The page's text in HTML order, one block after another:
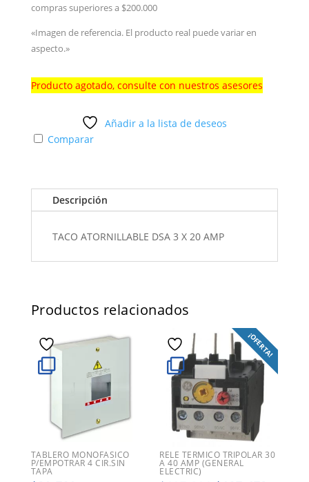
compras superiores a $200.000
«Imagen de referencia. El producto real puede variar en
aspecto.»
Producto agotado, consulte con nuestros asesores
Añadir a la lista de deseos
Comparar
Descripción
TACO ATORNILLABLE DSA 3 X 20 AMP
Productos relacionados
TABLERO MONOFASICO
P/EMPOTRAR 4 CIR.SIN
TAPA
¡OFERTA!
RELE TERMICO TRIPOLAR 30
A 40 AMP (GENERAL
ELECTRIC)